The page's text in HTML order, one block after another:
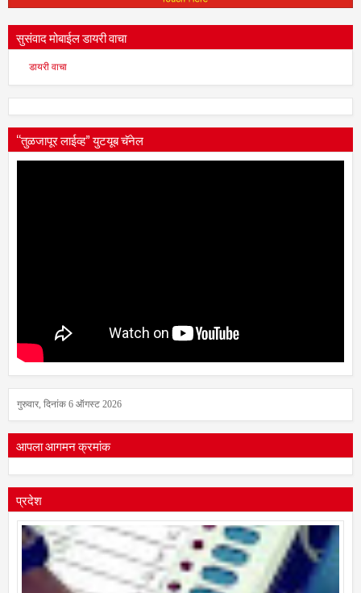
सुसंवाद मोबाईल डायरी वाचा
“तुळजापूर लाईव्ह” युटयूब चॅनेल
आपला आगमन क्रमांक
प्रदेश